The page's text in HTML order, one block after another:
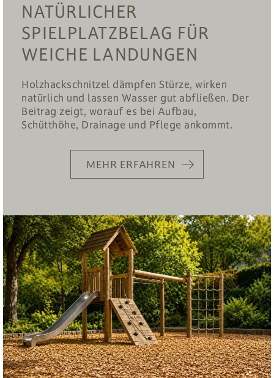
NATÜRLICHER
SPIELPLATZBELAG FÜR
WEICHE LANDUNGEN
Holzhackschnitzel dämpfen Stürze, wirken
natürlich und lassen Wasser gut abfließen. Der
Beitrag zeigt, worauf es bei Aufbau,
Schütthöhe, Drainage und Pflege ankommt.
MEHR ERFAHREN